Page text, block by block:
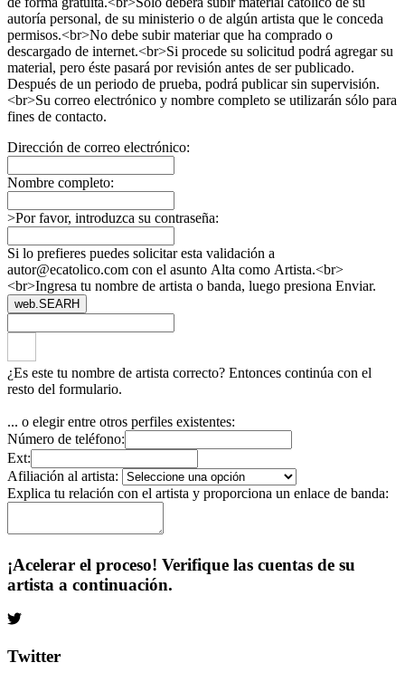
autoría personal, de su ministerio o de algún artista que le conceda
permisos.<br>No debe subir materiar que ha comprado o
descargado de internet.<br>Si procede su solicitud podrá agregar su
material, pero éste pasará por revisión antes de ser publicado.
Después de un periodo de prueba, podrá publicar sin supervisión.
<br>Su correo electrónico y nombre completo se utilizarán sólo para
fines de contacto.
Dirección de correo electrónico:
Nombre completo:
>Por favor, introduzca su contraseña:
Si lo prefieres puedes solicitar esta validación a
autor@ecatolico.com con el asunto Alta como Artista.<br>
<br>Ingresa tu nombre de artista o banda, luego presiona Enviar.
web.SEARH
¿Es este tu nombre de artista correcto? Entonces continúa con el
resto del formulario.
... o elegir entre otros perfiles existentes:
Número de teléfono:
Ext:
Afiliación al artista:
Explica tu relación con el artista y proporciona un enlace de banda:
¡Acelerar el proceso! Verifique las cuentas de su
artista a continuación.
Twitter